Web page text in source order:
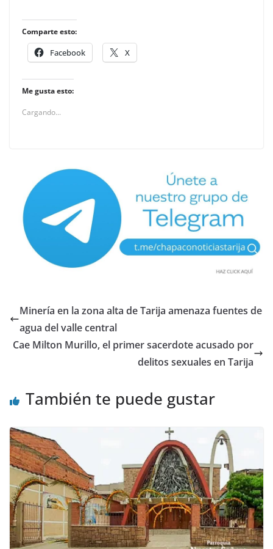
Comparte esto:
Facebook X
Me gusta esto:
Cargando...
Minería en la zona alta de Tarija amenaza fuentes de
agua del valle central
Cae Milton Murillo, el primer sacerdote acusado por
delitos sexuales en Tarija
También te puede gustar